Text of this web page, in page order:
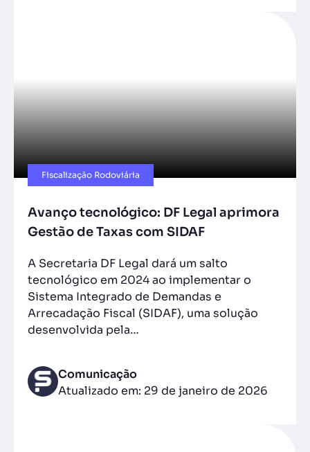
Fiscalização Rodoviária
Avanço tecnológico: DF Legal aprimora
Gestão de Taxas com SIDAF
A Secretaria DF Legal dará um salto
tecnológico em 2024 ao implementar o
Sistema Integrado de Demandas e
Arrecadação Fiscal (SIDAF), uma solução
desenvolvida pela…
Comunicação
Atualizado em: 29 de janeiro de 2026